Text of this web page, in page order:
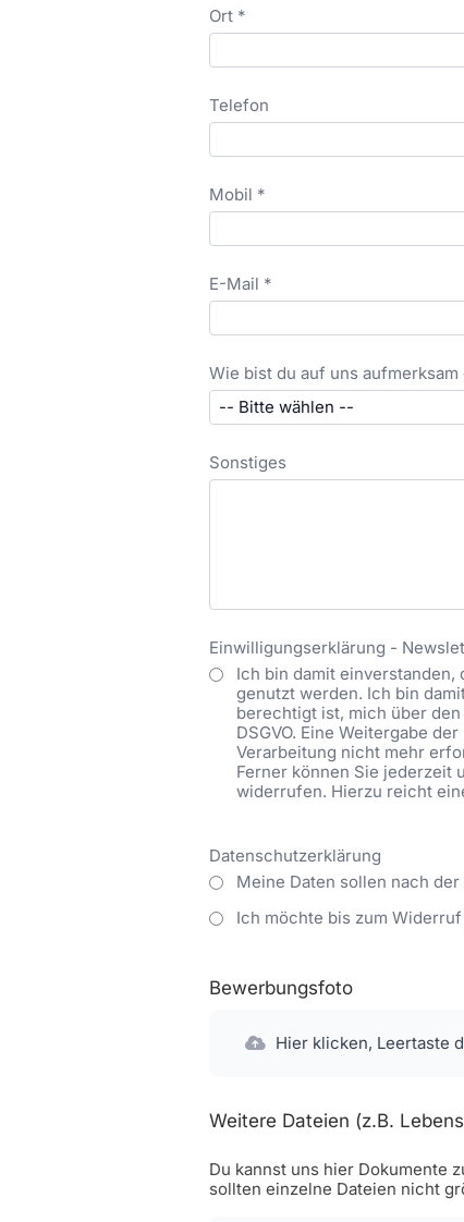
Ort *
Telefon
Mobil *
E-Mail *
Wie bist du auf uns aufmerksam
Sonstiges
Einwilligungserklärung -
Ich bin damit einverstanden,
genutzt werden. Ich bin
berechtigt ist, mich über
DSGVO. Eine Weitergabe
Verarbeitung nicht mehr
Ferner können Sie jederzeit
widerrufen. Hierzu reicht
Datenschutzerklärung
Meine Daten sollen nach
Ich möchte bis zum
Bewerbungsfoto
Hier klicken, Leertaste
Weitere Dateien (z.B.
Du kannst uns hier Dokumente
sollten einzelne Dateien nicht